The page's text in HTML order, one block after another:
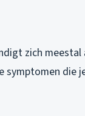
zich
symptomen die